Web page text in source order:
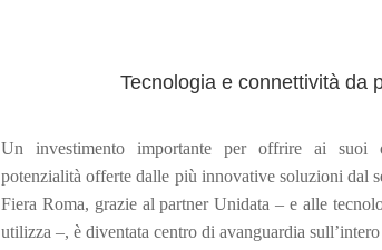
Tecnologia e connettività da
Un investimento importante per offrire ai suoi
potenzialità offerte dalle più innovative soluzioni dal
Fiera Roma, grazie al partner Unidata – e alle
utilizza –, è diventata centro di avanguardia